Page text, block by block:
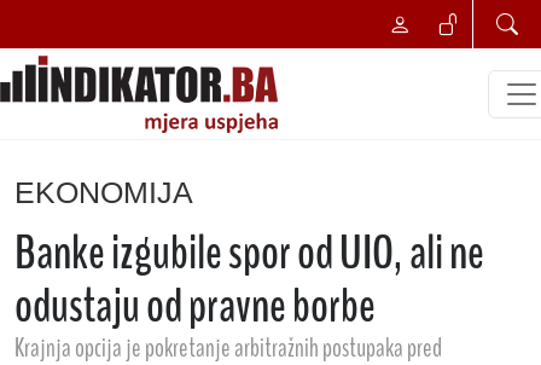
EKONOMIJA
Banke izgubile spor od UIO, ali ne
odustaju od pravne borbe
Krajnja opcija je pokretanje arbitražnih postupaka pred